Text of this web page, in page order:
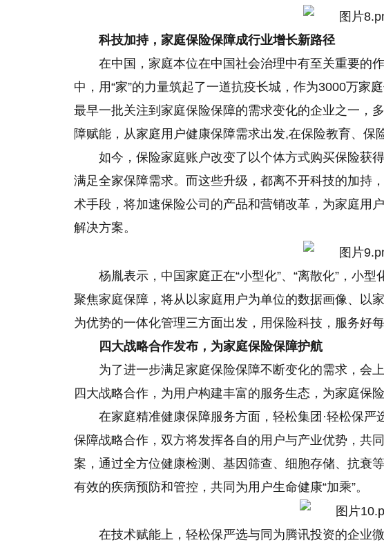
科技加持，家庭保险保障成行业增长新路径
在中国，家庭本位在中国社会治理中有至关重要的
中，用“家”的力量筑起了一道抗疫长城，作为3000万家
最早一批关注到家庭保险保障的需求变化的企业之一，
障赋能，从家庭用户健康保障需求出发,在保险教育、保
如今 ， 保险家庭账户改变了以个体方式购买保险获
满足全家保障需求。而这些升级，都离不开科技的加持
术手段，将加速保险公司的产品和营销改革，为家庭用
解决方案。
杨胤表示，中 国家庭正在“小型化”、“离散化”，小
聚焦家庭保障，将从以家庭用户为单位的数据画像、以
为优势的一体化管理三方面出发，用保险科技，服务好每
四 大战略合作发布，为家庭保险保障护航
为了进一步满足家庭保险保障不断变化的需求，会
四大战略合作，为用户构建丰富的服务生态，为家庭保险
在家庭精准健康保障服务方面，轻松集团·轻松保
保障战略合作，双方将发挥各自的用户与产业优势，共
案，通过全方位健康检测、基因筛查、细胞存储、抗衰
有效的疾病预防和管控，共同为用户生命健康“加乘”。
在技术赋能上，轻松保严选与同为腾讯投资的企业